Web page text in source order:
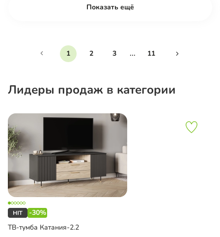
Показать ещё
1 2 3 ... 11
Лидеры продаж в категории
-30%
ТВ-тумба Катания-2.2